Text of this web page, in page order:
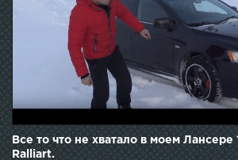
Все то что не хватало в моем Лансере
Ralliart.